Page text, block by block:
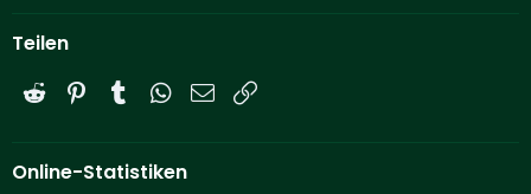
Teilen
Reddit PinterestTumblrWhatsApp
E-Mail
Online-Statistiken